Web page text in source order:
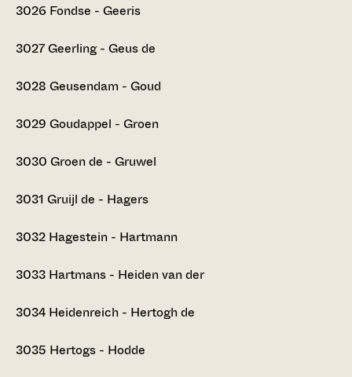
3026 Fondse - Geeris
3027Geerling - Geus de
3028 Geusendam - Goud
3029 Goudappel - Groen
3030 Groen de - Gruwel
3031 Gruijl de - Hagers
3032 Hagestein - Hartmann
3033 Hartmans - Heiden van der
3034 Heidenreich - Hertogh de
3035 Hertogs - Hodde